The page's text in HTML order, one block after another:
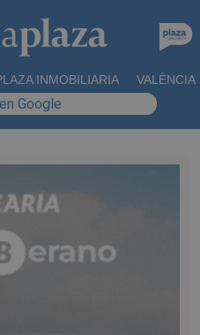
INMOBILIARIA VALÈNCIA
Google